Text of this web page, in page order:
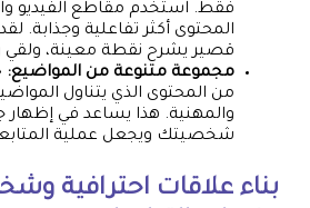
فقط. استخدم مقاطع الفيديو
المحتوى أكثر تفاعلية وجذابة.
قصير يشرح نقطة معينة، ولقي
مجموعة متنوعة من المواضيع:
من المحتوى الذي يتناول
والمهنية. هذا يساعد في
شخصيتك ويجعل عملية المتابعة
بناء علاقات احترافية